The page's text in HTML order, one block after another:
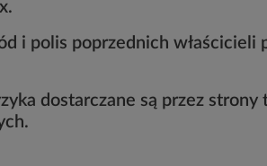
i polis poprzednich
dostarczane są przez